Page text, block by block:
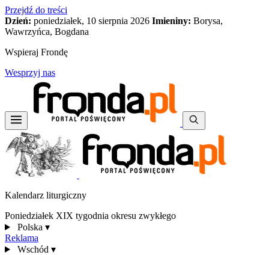
Przejdź do treści
Dzień: poniedziałek, 10 sierpnia 2026 Imieniny: Borysa,
Wawrzyńca, Bogdana
Wspieraj Frondę
Wesprzyj nas
Kalendarz liturgiczny
Poniedziałek XIX tygodnia okresu zwykłego
Polska ▾
Reklama
Wschód ▾